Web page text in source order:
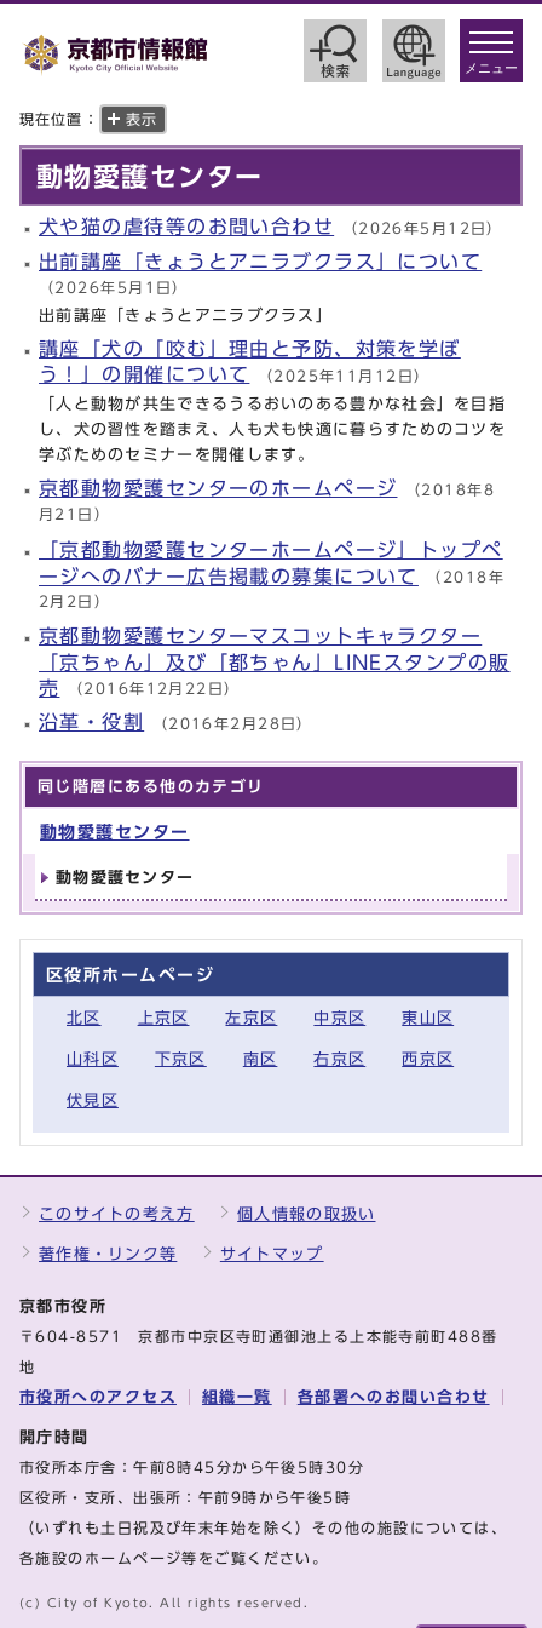
toggle
メニュー
現在位置： 表示
動物愛護センター
犬や猫の虐待等のお問い合わせ （2026年5月12日）
出前講座「きょうとアニラブクラス」について
（2026年5月1日）
出前講座「きょうとアニラブクラス」
講座「犬の「咬む」理由と予防、対策を学ぼ
う！」の開催について
（2025年11月12日）
「人と動物が共生できるうるおいのある豊かな社会」を目指
し、犬の習性を踏まえ、人も犬も快適に暮らすためのコツを
学ぶためのセミナーを開催します。
京都動物愛護センターのホームページ （2018年8
月21日）
「京都動物愛護センターホームページ」トップペ
ージへのバナー広告掲載の募集について （2018年
2月2日）
京都動物愛護センターマスコットキャラクター
「京ちゃん」及び「都ちゃん」LINEスタンプの販
売
（2016年12月22日）
沿革・役割 （2016年2月28日）
同じ階層にある他のカテゴリ
動物愛護センター
動物愛護センター
区役所ホームページ
北区 上京区 左京区 中京区 東山区
山科区 下京区 南区 右京区 西京区
伏見区
このサイトの考え方 個人情報の取扱い
著作権・リンク等 サイトマップ
京都市役所
〒604-8571 京都市中京区寺町通御池上る上本能寺前町488番
地
市役所へのアクセス 組織一覧 各部署へのお問い合わせ
開庁時間
市役所本庁舎：午前8時45分から午後5時30分
区役所・支所、出張所：午前9時から午後5時
（いずれも土日祝及び年末年始を除く）その他の施設については、
各施設のホームページ等をご覧ください。
(c) City of Kyoto. All rights reserved.